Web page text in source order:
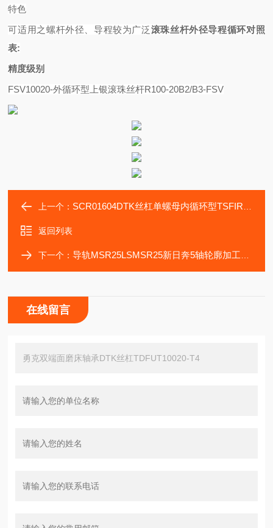
特色
可适用之螺杆外径、导程较为广泛滚珠丝杆外径导程循环对照
表:
精度级别
FSV10020-外循环型上银滚珠丝杆R100-20B2/B3-FSV
上一个： SCR01604DTK丝杠单螺母内循环型TSFIR-03205T4-NGC5
返回列表
下一个：导轨MSR25LSMSR25新日奔5轴轮廓加工机维修用滚动滑块
在线留言